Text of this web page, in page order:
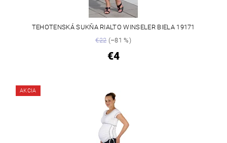
TEHOTENSKÁ SUKŇA RIALTO WINSELER BIELA 19171
€22(–81 %)
€4
AKCIA